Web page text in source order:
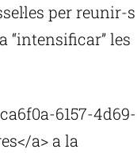
per reunir-s
“intensificar” les
6157-4d69-
a> a la